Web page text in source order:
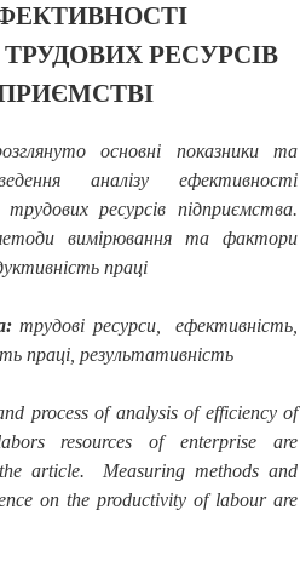
РЕСУРСІВ
основні показники та
аналізу ефективності
ресурсів підприємства.
вимірювання та фактори
праці
трудові ресурси, ефективність,
праці, результативність
process of analysis of efficiency of
resources of enterprise are
article.
Measuring methods and
on the productivity of labour are